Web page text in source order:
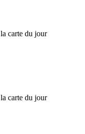
carte du jour
carte du jour